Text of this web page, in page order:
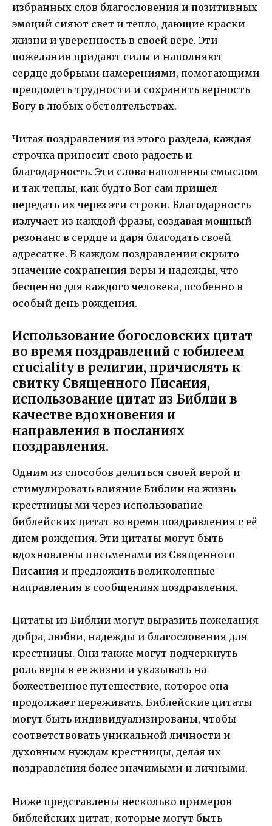
избранных слов благословения и позитивных
эмоций сияют свет и тепло, дающие краски
жизни и уверенность в своей вере. Эти
пожелания придают силы и наполняют
сердце добрыми намерениями, помогающими
преодолеть трудности и сохранить верность
Богу в любых обстоятельствах.
Читая поздравления из этого раздела, каждая
строчка приносит свою радость и
благодарность. Эти слова наполнены смыслом
и так теплы, как будто Бог сам пришел
передать их через эти строки. Благодарность
излучает из каждой фразы, создавая мощный
резонанс в сердце и даря благодать своей
адресатке. В каждом поздравлении скрыто
значение сохранения веры и надежды, что
бесценно для каждого человека, особенно в
особый день рождения.
Использование богословских цитат
во время поздравлений с юбилеем
cruciality в религии, причислять к
свитку Священного Писания,
использование цитат из Библии в
качестве вдохновения и
направления в посланиях
поздравления.
Одним из способов делиться своей верой и
стимулировать влияние Библии на жизнь
крестницы ми через использование
библейских цитат во время поздравления с её
днем рождения. Эти цитаты могут быть
вдохновлены письменами из Священного
Писания и предложить великолепные
направления в сообщениях поздравления.
Цитаты из Библии могут выразить пожелания
добра, любви, надежды и благословения для
крестницы. Они также могут подчеркнуть
роль веры в ее жизни и указывать на
божественное путешествие, которое она
продолжает переживать. Библейские цитаты
могут быть индивидуализированы, чтобы
соответствовать уникальной личности и
духовным нуждам крестницы, делая их
поздравления более значимыми и личными.
Ниже представлены несколько примеров
библейских цитат, которые могут быть